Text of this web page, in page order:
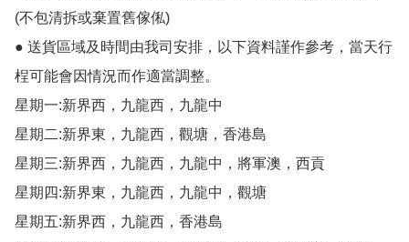
(不包清拆或棄置舊傢俬)
● 送貨區域及時間由我司安排，以下資料謹作參考，當天行
桯可能會因情況而作適當調整。
星期一:新界西，九龍西，九龍中
星期二:新界東，九龍西，觀塘，香港島
星期三:新界西，九龍西，九龍中，將軍澳，西貢
星期四:新界東，九龍西，九龍中，觀塘
星期五:新界西，九龍西，香港島